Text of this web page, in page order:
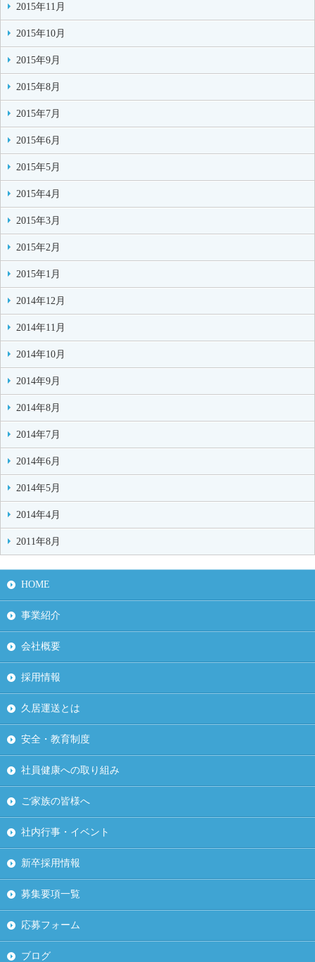
2015年11月
2015年10月
2015年9月
2015年8月
2015年7月
2015年6月
2015年5月
2015年4月
2015年3月
2015年2月
2015年1月
2014年12月
2014年11月
2014年10月
2014年9月
2014年8月
2014年7月
2014年6月
2014年5月
2014年4月
2011年8月
HOME
事業紹介
会社概要
採用情報
久居運送とは
安全・教育制度
社員健康への取り組み
ご家族の皆様へ
社内行事・イベント
新卒採用情報
募集要項一覧
応募フォーム
ブログ